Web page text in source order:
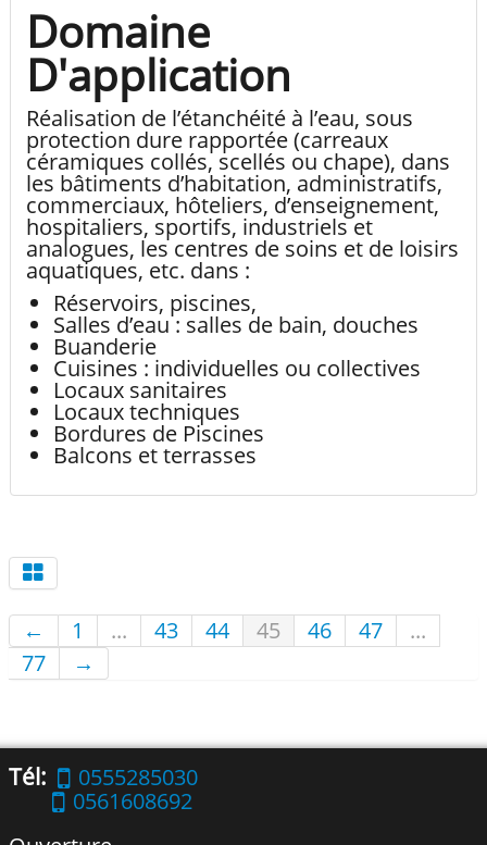
Domaine
D'application
Réalisation de l’étanchéité à l’eau, sous
protection dure rapportée (carreaux
céramiques collés, scellés ou chape), dans
les bâtiments d’habitation, administratifs,
commerciaux, hôteliers, d’enseignement,
hospitaliers, sportifs, industriels et
analogues, les centres de soins et de loisirs
aquatiques, etc. dans :
Réservoirs, piscines,
Salles d’eau : salles de bain, douches
Buanderie
Cuisines : individuelles ou collectives
Locaux sanitaires
Locaux techniques
Bordures de Piscines
Balcons et terrasses
← 1 ... 43 44 45 46 47
...
77
→
Tél:
0555285030
0561608692